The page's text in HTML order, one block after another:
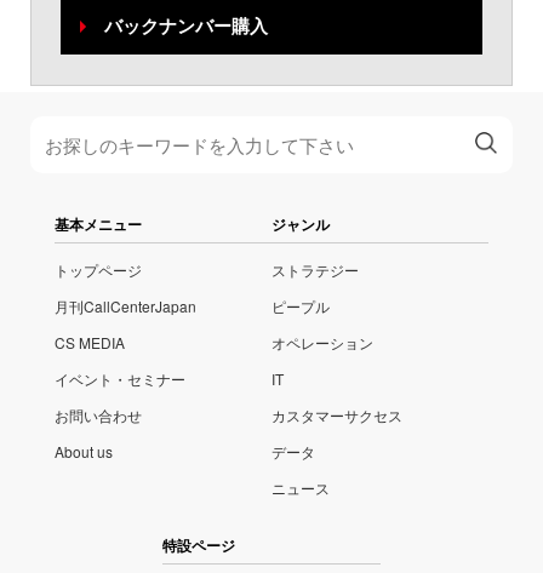
バックナンバー購入
基本メニュー
トップページ
月刊CallCenterJapan
CS MEDIA
イベント・セミナー
お問い合わせ
About us
ジャンル
ストラテジー
ピープル
オペレーション
IT
カスタマーサクセス
データ
ニュース
特設ページ